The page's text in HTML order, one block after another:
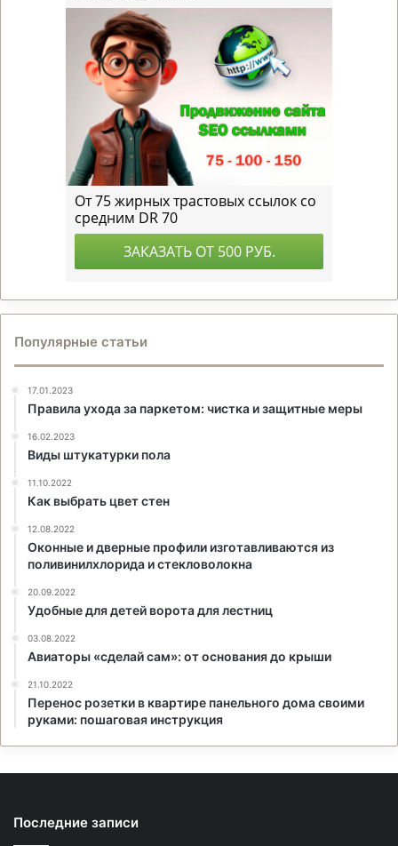
Популярные статьи
17.01.2023
Правила ухода за паркетом: чистка и защитные меры
16.02.2023
Виды штукатурки пола
11.10.2022
Как выбрать цвет стен
12.08.2022
Оконные и дверные профили изготавливаются из
поливинилхлорида и стекловолокна
20.09.2022
Удобные для детей ворота для лестниц
03.08.2022
Авиаторы «сделай сам»: от основания до крыши
21.10.2022
Перенос розетки в квартире панельного дома своими
руками: пошаговая инструкция
Последние записи